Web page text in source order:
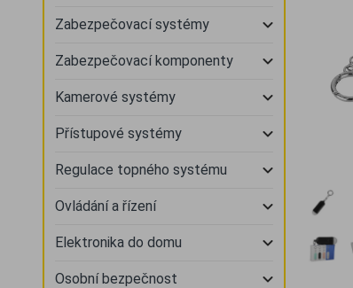
Zabezpečovací systémy
Zabezpečovací komponenty
Kamerové systémy
Přístupové systémy
Regulace topného systému
Ovládání a řízení
Elektronika do domu
Osobní bezpečnost